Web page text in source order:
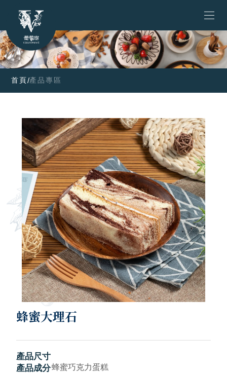
首頁/產品專區
蜂蜜大理石
產品尺寸
產品成分蜂蜜巧克力蛋糕